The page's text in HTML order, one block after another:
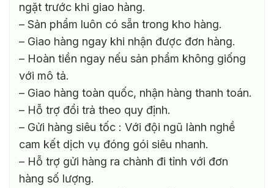
ngặt trước khi giao hàng.
– Sản phẩm luôn có sẵn trong kho hàng.
– Giao hàng ngay khi nhận được đơn hàng.
– Hoàn tiền ngay nếu sản phẩm không giống
với mô tả.
– Giao hàng toàn quốc, nhận hàng thanh toán.
– Hỗ trợ đổi trả theo quy định.
– Gửi hàng siêu tốc : Với đội ngũ lành nghề
cam kết dịch vụ đóng gói siêu nhanh.
– Hỗ trợ gửi hàng ra chành đi tỉnh với đơn
hàng số lượng.